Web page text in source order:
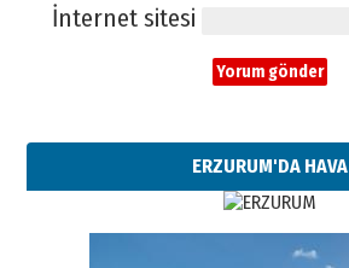
İnternet sitesi
ERZURUM'DA HAVA